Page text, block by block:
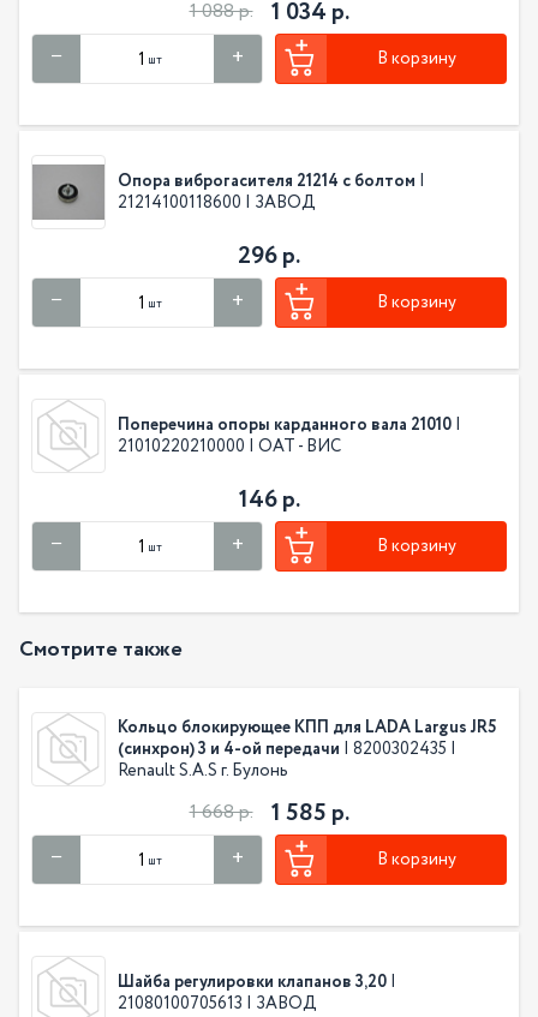
1 088 р. 1 034 р.
шт В корзину
Опора виброгасителя 21214 с болтом |
21214100118600 | ЗАВОД
296 р.
шт В корзину
Поперечина опоры карданного вала 21010 |
21010220210000 | ОАТ - ВИС
146 р.
шт В корзину
Смотрите также
Кольцо блокирующее КПП для LADA Largus JR5
(синхрон) 3 и 4-ой передачи | 8200302435 |
Renault S.A.S г. Булонь
1 668 р. 1 585 р.
шт В корзину
Шайба регулировки клапанов 3,20 |
21080100705613 | ЗАВОД